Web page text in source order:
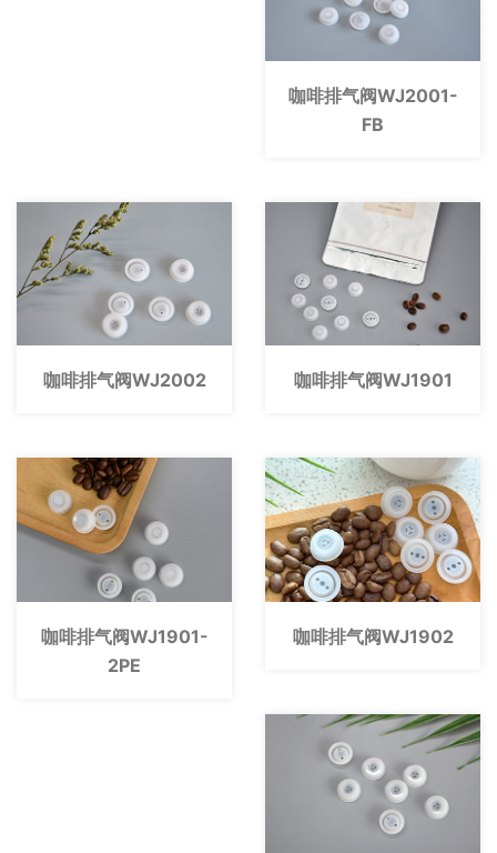
咖啡排气阀WJ2001-
FB
咖啡排气阀WJ2002 咖啡排气阀WJ1901
咖啡排气阀WJ1901-
2PE
咖啡排气阀WJ1902